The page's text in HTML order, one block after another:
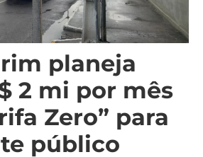
planeja
2 mi por mês
Zero” para
público